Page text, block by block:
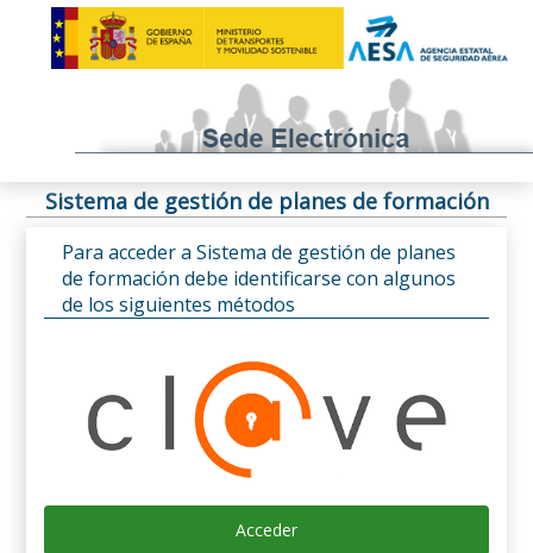
Sistema de gestión de planes de formación
Para acceder a Sistema de gestión de planes
de formación debe identificarse con algunos
de los siguientes métodos
Acceder